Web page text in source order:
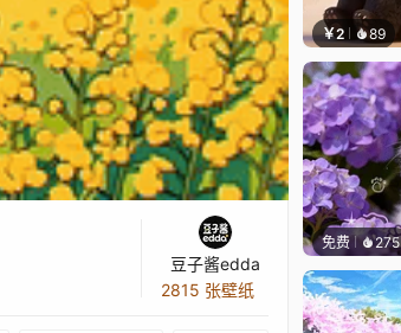
豆子酱edda
2815 张壁纸
￥2 89
免费 275